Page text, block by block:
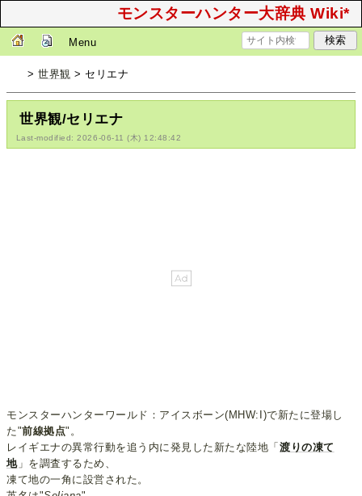
モンスターハンター大辞典 Wiki*
Menu
>世界観 > セリエナ
世界観/セリエナ
Last-modified: 2026-06-11 (木) 12:48:42
モンスターハンターワールド：アイスボーン(MHW:I)で新たに登場し
た"前線拠点"。
レイギエナの異常行動を追う内に発見した新たな陸地「渡りの凍て
地」を調査するため、
凍て地の一角に設営された。